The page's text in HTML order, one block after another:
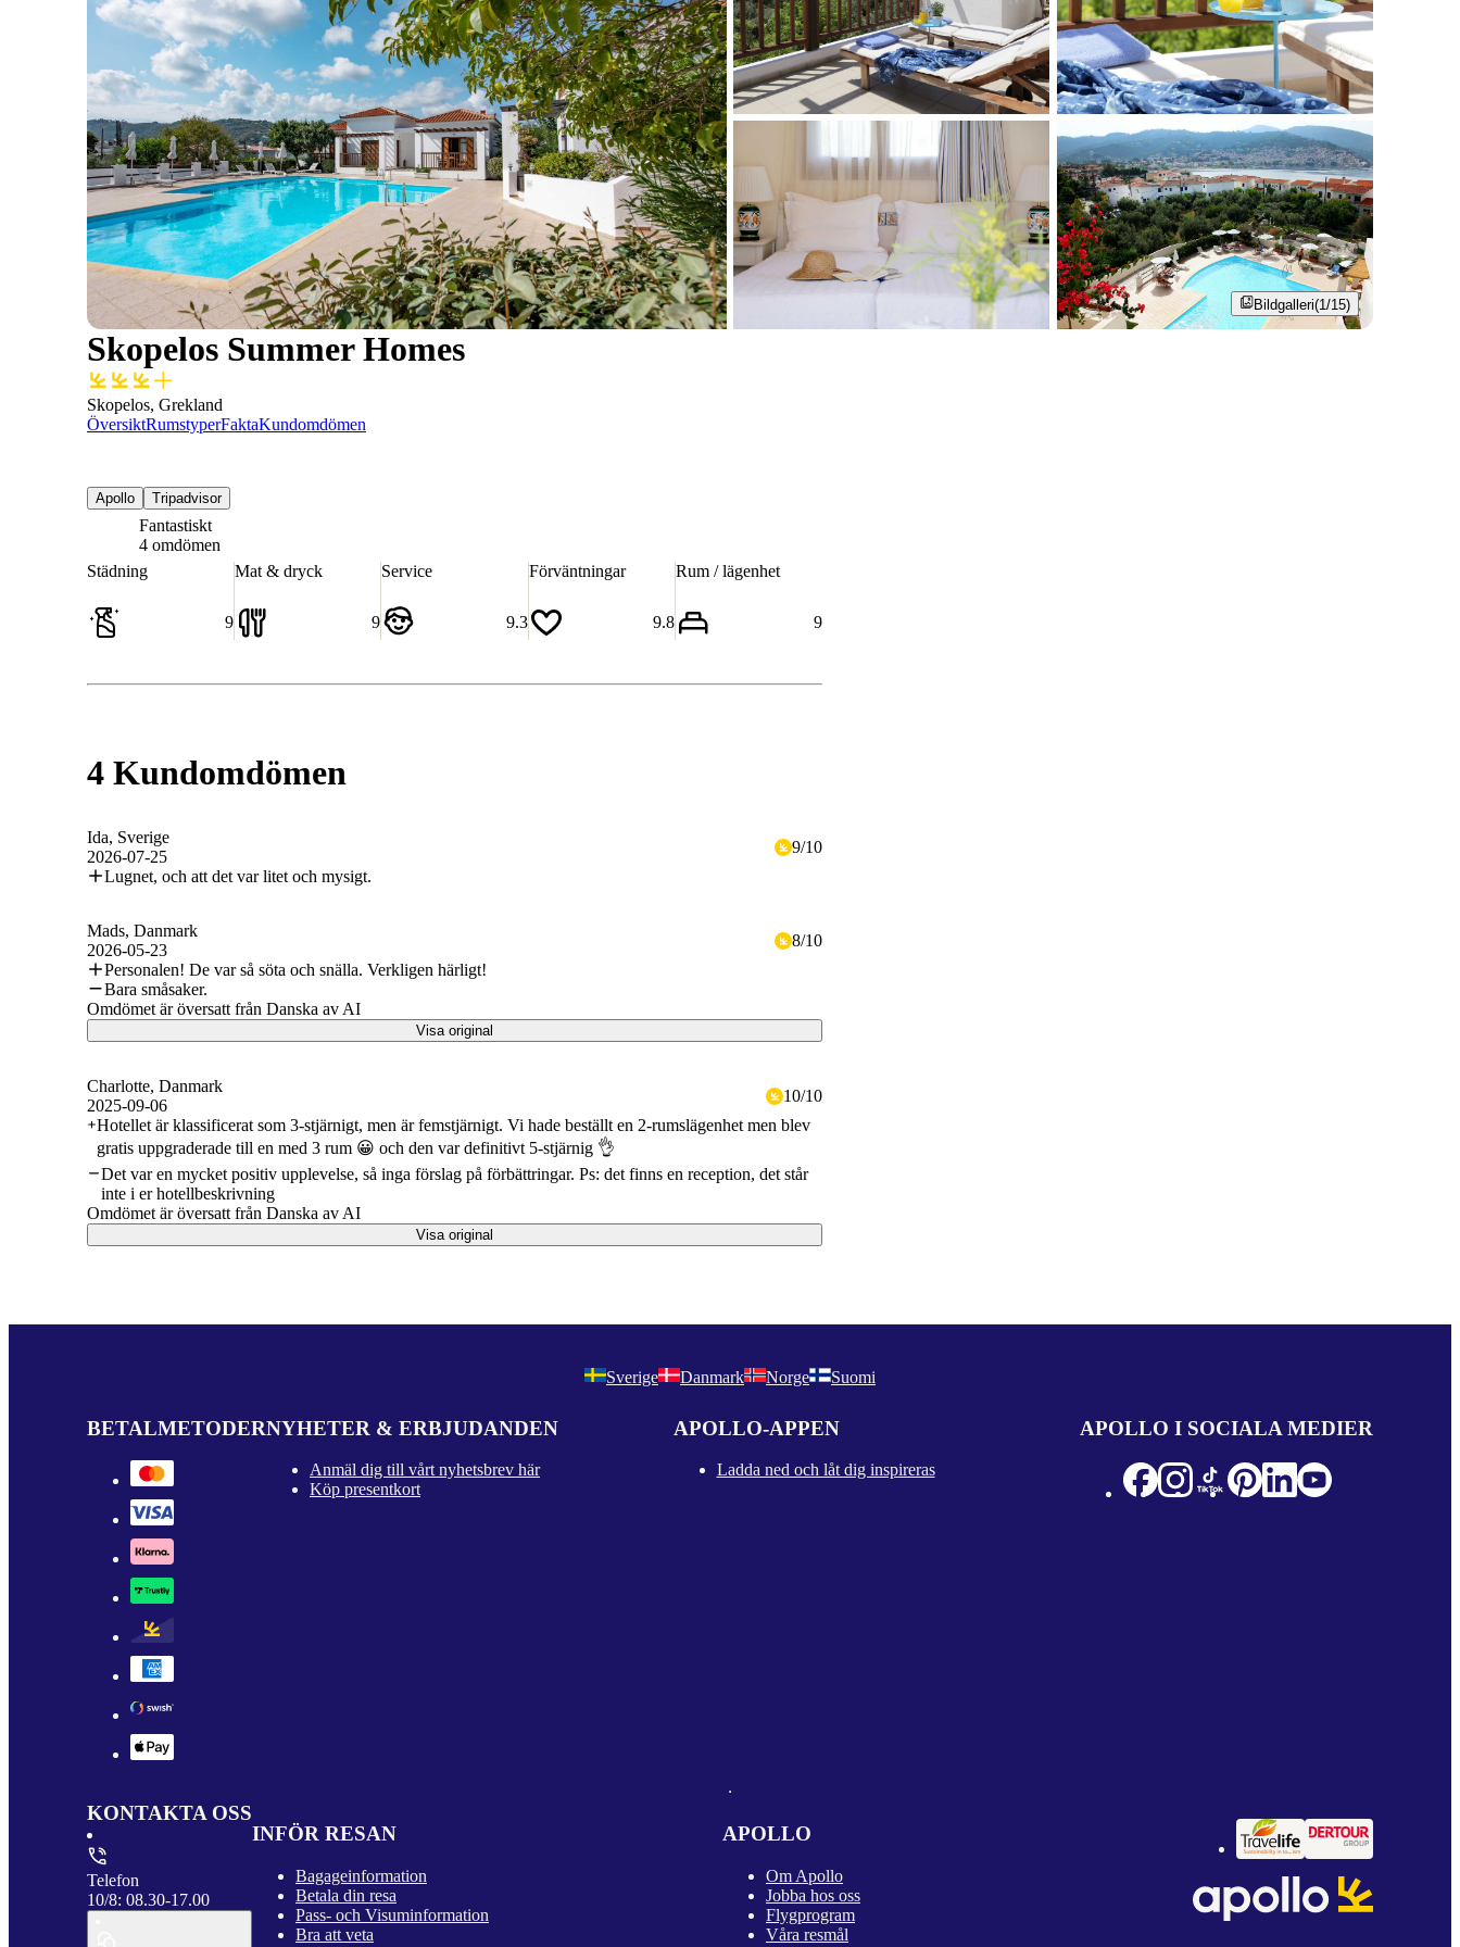
Bildgalleri(1/15)
Skopelos Summer Homes
Skopelos, Grekland
ÖversiktRumstyperFaktaKundomdömen
Apollo Tripadvisor
Fantastiskt
4 omdömen
Städning
9
Mat & dryck
9
Service
9.3
Förväntningar
9.8
Rum / lägenhet
9
4 Kundomdömen
Ida, Sverige
2026-07-25
9/10
Lugnet, och att det var litet och mysigt.
Mads, Danmark
2026-05-23
8/10
Personalen! De var så söta och snälla. Verkligen härligt!
Bara småsaker.
Omdömet är översatt från Danska av AI
Visa original
Charlotte, Danmark
2025-09-06
10/10
Hotellet är klassificerat som 3-stjärnigt, men är femstjärnigt. Vi hade beställt en 2-rumslägenhet men blev
gratis uppgraderade till en med 3 rum 😀 och den var definitivt 5-stjärnig 👌
Det var en mycket positiv upplevelse, så inga förslag på förbättringar. Ps: det finns en reception, det står
inte i er hotellbeskrivning
Omdömet är översatt från Danska av AI
Visa original
Sverige Danmark Norge Suomi
BETALMETODERNYHETER & ERBJUDANDEN
Anmäl dig till vårt nyhetsbrev här
Köp presentkort
APOLLO-APPEN
Ladda ned och låt dig inspireras
APOLLO I SOCIALA MEDIER
KONTAKTA OSS
Telefon
10/8: 08.30-17.00
INFÖR RESAN
Bagageinformation
Betala din resa
Pass- och Visuminformation
Bra att veta
APOLLO
Om Apollo
Jobba hos oss
Flygprogram
Våra resmål